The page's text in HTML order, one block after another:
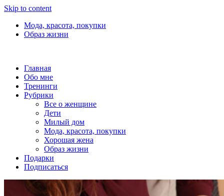
Skip to content
Мода, красота, покупки
Образ жизни
Главная
Обо мне
Тренинги
Рубрики
Все о женщине
Дети
Милый дом
Мода, красота, покупки
Хорошая жена
Образ жизни
Подарки
Подписаться